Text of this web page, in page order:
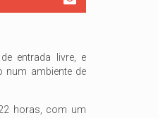
entrada livre, e
num ambiente de
horas, com um